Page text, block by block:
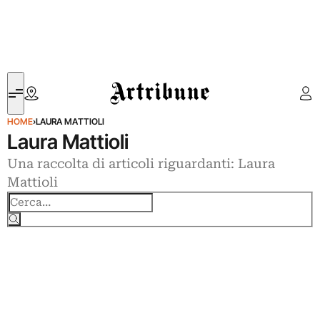
Artribune
HOME›LAURA MATTIOLI
Laura Mattioli
Una raccolta di articoli riguardanti: Laura
Mattioli